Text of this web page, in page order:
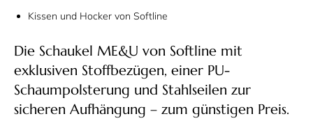
Kissen und Hocker von Softline
Die Schaukel ME&U von Softline mit
exklusiven Stoffbezügen, einer PU-
Schaumpolsterung und Stahlseilen zur
sicheren Aufhängung – zum günstigen Preis.